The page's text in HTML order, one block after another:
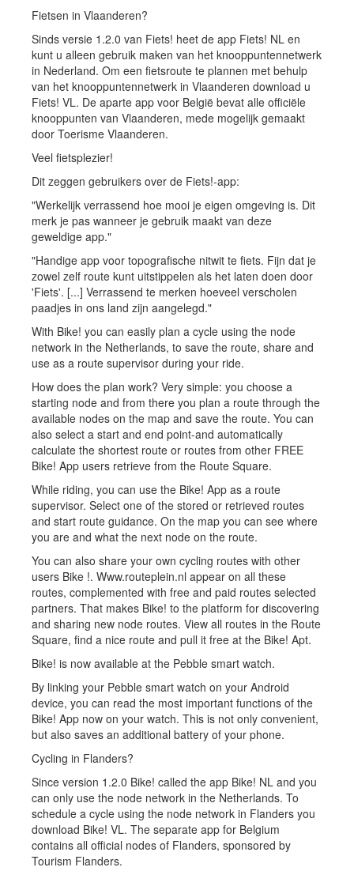
Fietsen in Vlaanderen?
Sinds versie 1.2.0 van Fiets! heet de app Fiets! NL en
kunt u alleen gebruik maken van het knooppuntennetwerk
in Nederland. Om een fietsroute te plannen met behulp
van het knooppuntennetwerk in Vlaanderen download u
Fiets! VL. De aparte app voor België bevat alle officiële
knooppunten van Vlaanderen, mede mogelijk gemaakt
door Toerisme Vlaanderen.
Veel fietsplezier!
Dit zeggen gebruikers over de Fiets!-app:
"Werkelijk verrassend hoe mooi je eigen omgeving is. Dit
merk je pas wanneer je gebruik maakt van deze
geweldige app."
"Handige app voor topografische nitwit te fiets. Fijn dat je
zowel zelf route kunt uitstippelen als het laten doen door
'Fiets'. [...] Verrassend te merken hoeveel verscholen
paadjes in ons land zijn aangelegd."
With Bike! you can easily plan a cycle using the node
network in the Netherlands, to save the route, share and
use as a route supervisor during your ride.
How does the plan work? Very simple: you choose a
starting node and from there you plan a route through the
available nodes on the map and save the route. You can
also select a start and end point-and automatically
calculate the shortest route or routes from other FREE
Bike! App users retrieve from the Route Square.
While riding, you can use the Bike! App as a route
supervisor. Select one of the stored or retrieved routes
and start route guidance. On the map you can see where
you are and what the next node on the route.
You can also share your own cycling routes with other
users Bike !. Www.routeplein.nl appear on all these
routes, complemented with free and paid routes selected
partners. That makes Bike! to the platform for discovering
and sharing new node routes. View all routes in the Route
Square, find a nice route and pull it free at the Bike! Apt.
Bike! is now available at the Pebble smart watch.
By linking your Pebble smart watch on your Android
device, you can read the most important functions of the
Bike! App now on your watch. This is not only convenient,
but also saves an additional battery of your phone.
Cycling in Flanders?
Since version 1.2.0 Bike! called the app Bike! NL and you
can only use the node network in the Netherlands. To
schedule a cycle using the node network in Flanders you
download Bike! VL. The separate app for Belgium
contains all official nodes of Flanders, sponsored by
Tourism Flanders.